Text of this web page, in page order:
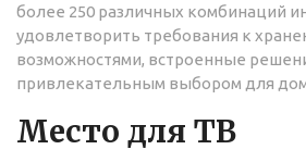
более 250 различных комбинаций
удовлетворить требования к
возможностями, встроенные
привлекательным выбором для
Место для ТВ